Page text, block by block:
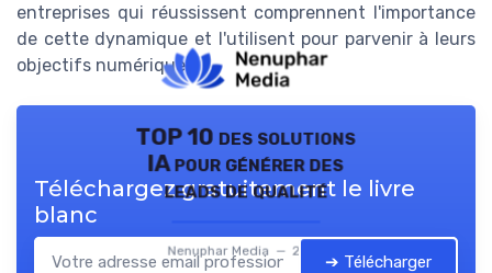
entreprises qui réussissent comprennent l'importance
de cette dynamique et l'utilisent pour parvenir à leurs
objectifs numériques.
TOP 10 des solutions
IA pour générer des
leads de qualité
Nenuphar Media — 2026
Téléchargez gratuitement le livre
blanc
➔ Télécharger